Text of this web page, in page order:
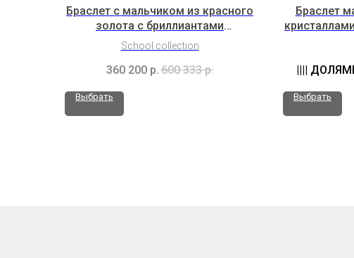
Браслет с мальчиком из красного
золота с бриллиантами
(2C1B13C1Cl3K2Bc1b)
School collection
360 200 р.600 333 р.
Выбрать
Браслет
Выбрать